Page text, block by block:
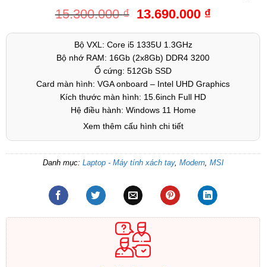
15.300.000₫ 13.690.000 ₫
Bộ VXL: Core i5 1335U 1.3GHz
Bộ nhớ RAM: 16Gb (2x8Gb) DDR4 3200
Ổ cứng: 512Gb SSD
Card màn hình: VGA onboard – Intel UHD Graphics
Kích thước màn hình: 15.6inch Full HD
Hệ điều hành: Windows 11 Home
Xem thêm cấu hình chi tiết
Danh mục: Laptop - Máy tính xách tay, Modern, MSI